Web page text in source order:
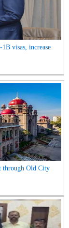
visas, increase
through Old City